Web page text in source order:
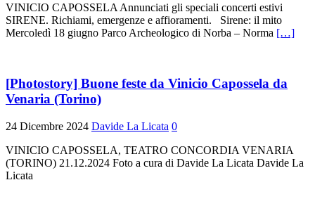
VINICIO CAPOSSELA Annunciati gli speciali concerti estivi
SIRENE. Richiami, emergenze e affioramenti. Sirene: il mito
Mercoledì 18 giugno Parco Archeologico di Norba – Norma […]
[Photostory] Buone feste da Vinicio Capossela da
Venaria (Torino)
24 Dicembre 2024 Davide La Licata 0
VINICIO CAPOSSELA, TEATRO CONCORDIA VENARIA
(TORINO) 21.12.2024 Foto a cura di Davide La Licata Davide La
Licata